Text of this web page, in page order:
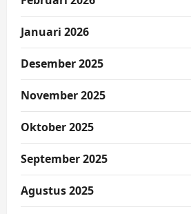
Januari 2026
Desember 2025
November 2025
Oktober 2025
September 2025
Agustus 2025